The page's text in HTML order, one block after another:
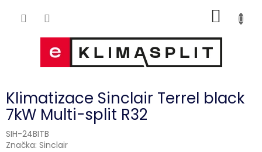
KOŠÍK
Klimatizace Sinclair Terrel black
7kW Multi-split R32
SIH-24BITB
Značka: Sinclair